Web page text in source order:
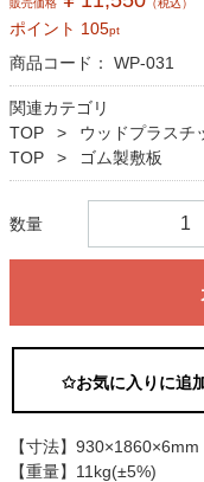
販売価格 （税込）
ポイント 105pt
商品コード： WP-031
関連カテゴリ
TOP
ウッドプラスチ
TOP
ゴム製敷板
数量
✩お気に入りに追
【寸法】930×1860×6mm
【重量】11kg(±5%)